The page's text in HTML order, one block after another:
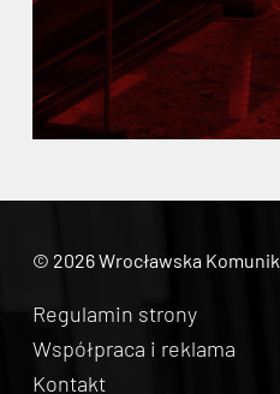
© 2026 Wrocławska
Regulamin strony
Współpraca i reklama
Kontakt